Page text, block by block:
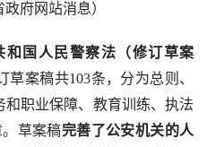
府网站消息）
国人民警察法（修订草案
草案稿共103条，分为总则、
职业保障、教育训练、执法
草案稿完善了公安机关的人